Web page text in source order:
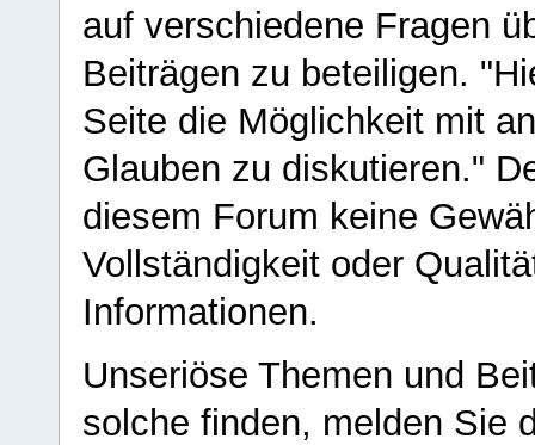
auf verschiedene Fragen
Beiträgen zu beteiligen.
Seite die Möglichkeit mit
Glauben zu diskutieren."
diesem Forum keine
Vollständigkeit oder
Informationen.
Unseriöse Themen und
solche finden, melden Sie